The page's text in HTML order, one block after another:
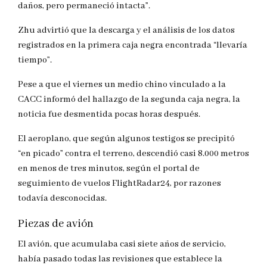
daños, pero permaneció intacta”.
Zhu advirtió que la descarga y el análisis de los datos
registrados en la primera caja negra encontrada “llevaría
tiempo”.
Pese a que el viernes un medio chino vinculado a la
CACC informó del hallazgo de la segunda caja negra, la
noticia fue desmentida pocas horas después.
El aeroplano, que según algunos testigos se precipitó
“en picado” contra el terreno, descendió casi 8.000 metros
en menos de tres minutos, según el portal de
seguimiento de vuelos FlightRadar24, por razones
todavía desconocidas.
Piezas de avión
El avión, que acumulaba casi siete años de servicio,
había pasado todas las revisiones que establece la